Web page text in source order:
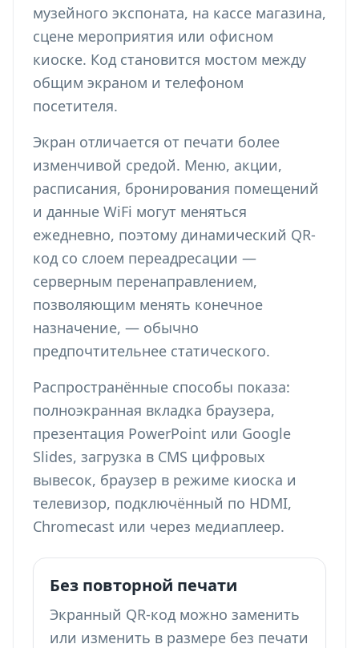
музейного экспоната, на кассе магазина,
сцене мероприятия или офисном
киоске. Код становится мостом между
общим экраном и телефоном
посетителя.
Экран отличается от печати более
изменчивой средой. Меню, акции,
расписания, бронирования помещений
и данные WiFi могут меняться
ежедневно, поэтому динамический QR-
код со слоем переадресации —
серверным перенаправлением,
позволяющим менять конечное
назначение, — обычно
предпочтительнее статического.
Распространённые способы показа:
полноэкранная вкладка браузера,
презентация PowerPoint или Google
Slides, загрузка в CMS цифровых
вывесок, браузер в режиме киоска и
телевизор, подключённый по HDMI,
Chromecast или через медиаплеер.
Без повторной печати
Экранный QR-код можно заменить
или изменить в размере без печати